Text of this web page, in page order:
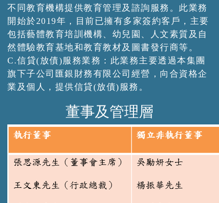
不同教育機構提供教育管理及諮詢服務。此業務
開始於2019年，目前已擁有多家簽約客戶，主要
包括藝體教育培訓機構、幼兒園、人文素質及自
然體驗教育基地和教育教材及圖書發行商等。
C.信貸(放債)服務業務：此業務主要透過本集團
旗下子公司匯銀財務有限公司經營，向合資格企
業及個人，提供信貸(放債)服務。
董事及管理層